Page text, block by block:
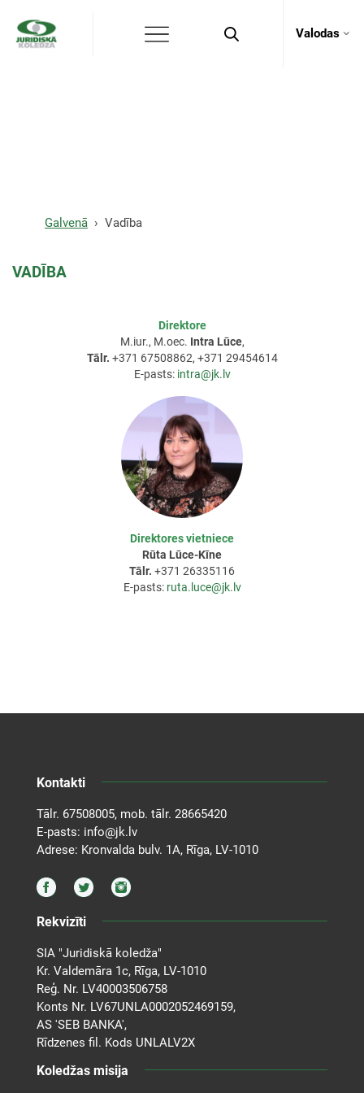
Valodas
Galvenā Vadība
VADĪBA
Direktore
M.iur., M.oec. Intra Lūce,
Tālr. +371 67508862, +371 29454614
E-pasts: intra@jk.lv
Direktores vietniece
Rūta Lūce-Kīne
Tālr. +371 26335116
E-pasts: ruta.luce@jk.lv
Kontakti
Tālr. 67508005, mob. tālr. 28665420
E-pasts: info@jk.lv
Adrese: Kronvalda bulv. 1A, Rīga, LV-1010
Rekvizīti
SIA "Juridiskā koledža"
Kr. Valdemāra 1c, Rīga, LV-1010
Reģ. Nr. LV40003506758
Konts Nr. LV67UNLA0002052469159,
AS 'SEB BANKA',
Rīdzenes fil. Kods UNLALV2X
Koledžas misija